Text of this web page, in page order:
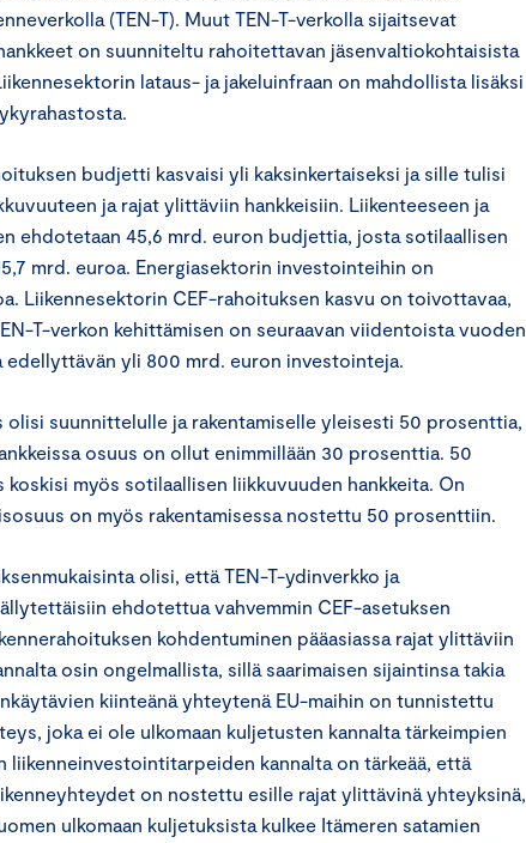
(TEN-T). Muut TEN-T-verkolla sijaitsevat
on suunniteltu rahoitettavan jäsenvaltiokohtaisista
lataus- ja jakeluinfraan on mahdollista lisäksi
budjetti kasvaisi yli kaksinkertaiseksi ja sille tulisi
ja rajat ylittäviin hankkeisiin. Liikenteeseen ja
ehdotetaan 45,6 mrd. euron budjettia, josta sotilaallisen
mrd. euroa. Energiasektorin investointeihin on
Liikennesektorin CEF-rahoituksen kasvu on toivottavaa,
T-verkon kehittämisen on seuraavan viidentoista vuoden
edellyttävän yli 800 mrd. euron investointeja.
olisi suunnittelulle ja rakentamiselle yleisesti 50 prosenttia,
osuus on ollut enimmillään 30 prosenttia. 50
myös sotilaallisen liikkuvuuden hankkeita. On
on myös rakentamisessa nostettu 50 prosenttiin.
olisi, että TEN-T-ydinverkko ja
ehdotettua vahvemmin CEF-asetuksen
kohdentuminen pääasiassa rajat ylittäviin
osin ongelmallista, sillä saarimaisen sijaintinsa takia
kiinteänä yhteytenä EU-maihin on tunnistettu
joka ei ole ulkomaan kuljetusten kannalta tärkeimpien
liikenneinvestointitarpeiden kannalta on tärkeää, että
on nostettu esille rajat ylittävinä yhteyksinä,
ulkomaan kuljetuksista kulkee Itämeren satamien